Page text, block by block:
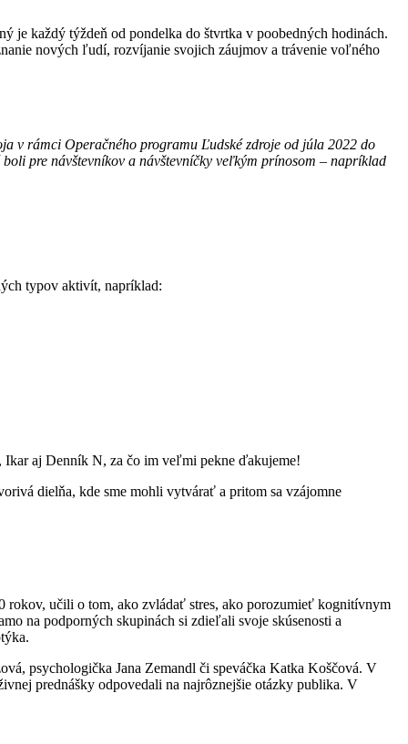
je každý týždeň od pondelka do štvrtka v poobedných hodinách.
nových ľudí, rozvíjanie svojich záujmov a trávenie voľného
v rámci Operačného programu Ľudské zdroje od júla 2022 do
boli pre návštevníkov a návštevníčky veľkým prínosom – napríklad
typov aktivít, napríklad:
Ikar aj Denník N, za čo im veľmi pekne ďakujeme!
dielňa, kde sme mohli vytvárať a pritom sa vzájomne
rokov, učili o tom, ako zvládať stres, ako porozumieť kognitívnym
na podporných skupinách si zdieľali svoje skúsenosti a
psychologička Jana Zemandl či speváčka Katka Koščová. V
prednášky odpovedali na najrôznejšie otázky publika. V